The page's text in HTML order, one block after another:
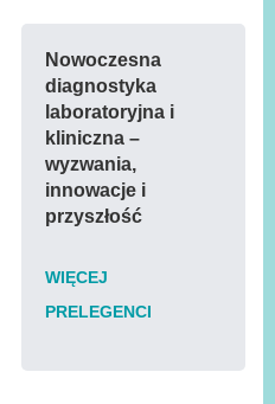
Nowoczesna
diagnostyka
laboratoryjna i
kliniczna –
wyzwania,
innowacje i
przyszłość
WIĘCEJ
PRELEGENCI